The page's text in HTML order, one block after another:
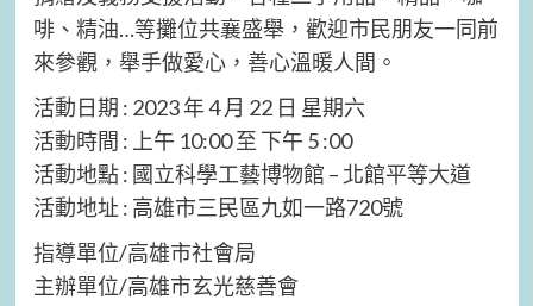
啡、精油…等攤位共襄盛舉，歡迎市民朋友一同前
來參觀，舉手做愛心，善心溫暖人間。
活動日期 : 2023 年 4 月 22 日 星期六
活動時間 : 上午 10:00 至 下午 5 :00
活動地點 : 國立科學工藝博物館 – 北館平等大道
活動地址 : 高雄市三民區九如一路720號
指導單位/高雄市社會局
主辦單位/高雄市玄光慈善會